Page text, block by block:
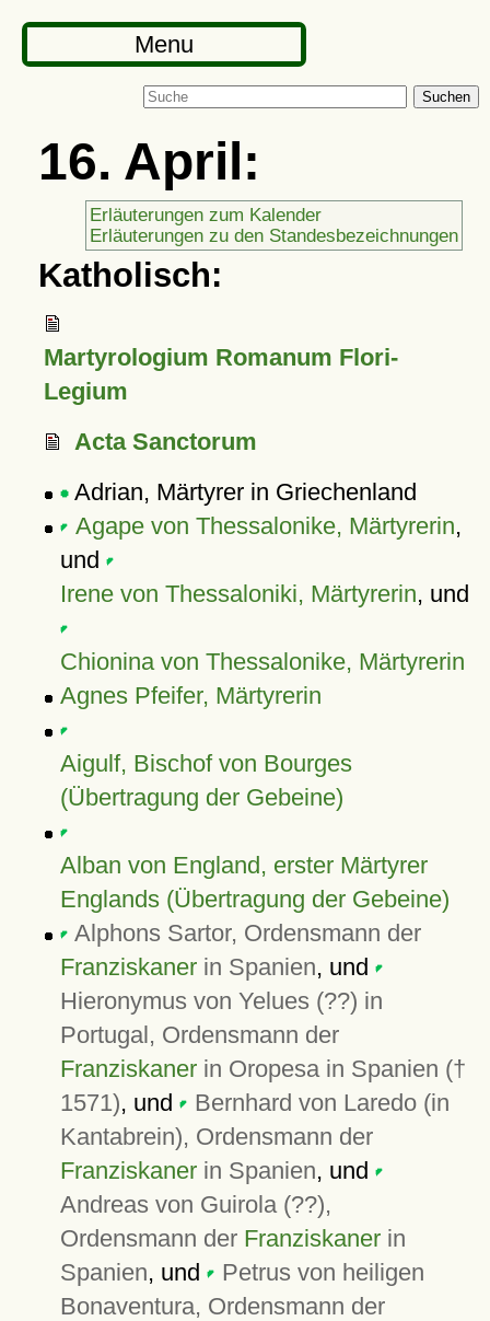
Menu
Suchen
16. April:
Erläuterungen zum Kalender
Erläuterungen zu den Standesbezeichnungen
Katholisch:
Martyrologium Romanum Flori-
Legium
Acta Sanctorum
Adrian, Märtyrer in Griechenland
Agape von Thessalonike, Märtyrerin,
und
Irene von Thessaloniki, Märtyrerin, und
Chionina von Thessalonike, Märtyrerin
Agnes Pfeifer, Märtyrerin
Aigulf, Bischof von Bourges
(Übertragung der Gebeine)
Alban von England, erster Märtyrer
Englands (Übertragung der Gebeine)
Alphons Sartor, Ordensmann der
Franziskanerin Spanien, und
Hieronymus von Yelues (??) in
Portugal, Ordensmann der
Franziskanerin Oropesa in Spanien (†
1571), und
Bernhard von Laredo (in
Kantabrein), Ordensmann der
Franziskanerin Spanien, und
Andreas von Guirola (??),
Ordensmann der Franziskanerin
Spanien, und
Petrus von heiligen
Bonaventura, Ordensmann der